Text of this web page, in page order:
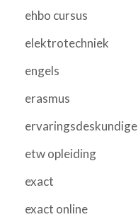
ehbo cursus
elektrotechniek
engels
erasmus
ervaringsdeskundige
etw opleiding
exact
exact online